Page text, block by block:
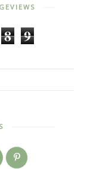
8 9